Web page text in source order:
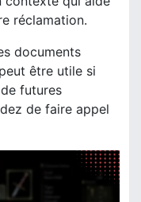
réclamation.
documents
être utile si
futures
de faire appel